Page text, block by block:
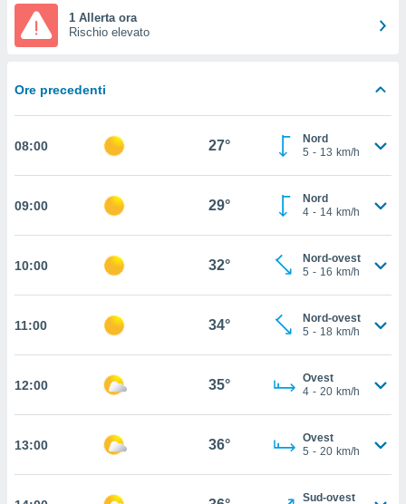
di
per
1 Allerta ora
Rischio elevato
Ore precedenti
08:00 27°
Nord
5 - 13 km/h
09:00 29°
Nord
4 - 14 km/h
10:00 32°
Nord-ovest
5 - 16 km/h
11:00 34°
Nord-ovest
5 - 18 km/h
12:00 35°
Ovest
4 - 20 km/h
13:00 36°
Ovest
5 - 20 km/h
Sud-ovest